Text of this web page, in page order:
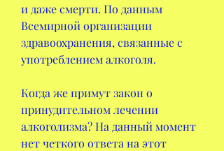
и даже смерти. По данным
Всемирной организации
здравоохранения, связанные с
употреблением алкоголя.
Когда же примут закон о
принудительном лечении
алкоголизма? На данный момент
нет четкого ответа на этот